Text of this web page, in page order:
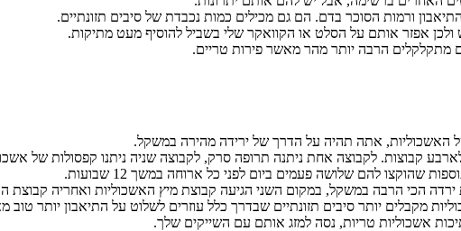
ורמות הסוכר בדם. הם גם מכילים כמות נכבדת של סיבים תזונתיים.
ולכן אפזר אותם על הסלט או הקוואקר שלי בשביל להוסיף מעט מתיקות.
מתקלקלים הרבה יותר מהר מאשר פירות טריים.
האשכוליות, אתה תהיה על הדרך של ירידה מהירה במשקל.
אותם לארבע קבוצות. לקבוצה אחת ניתנה תרופה סרק, לקבוצה שניה ניתנו
שהוקצו להם שלושה פעמים ביום לפני כל ארוחה במשך 12 שבועות.
הכי הרבה במשקל, במקום השני הגיעה קבוצת מיץ האשכוליות ואחריה קבוצת
מקבלים יותר סיבים תזונתיים שבדרך כלל עוזרים לשלוט על התיאבון יותר טוב
אשכוליות טריות, נסה למזג אותם עם השייקים שלך.